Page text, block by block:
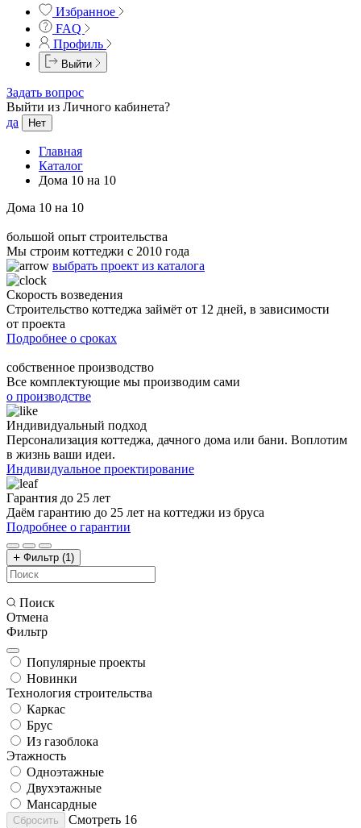
Избранное
FAQ
Профиль
Выйти
Задать вопрос
Выйти из Личного кабинета?
да
Нет
Главная
Каталог
Дома 10 на 10
Дома 10 на 10
большой опыт строительства
Мы строим коттеджи с 2010 года
выбрать проект из каталога
Скорость возведения
Строительство коттеджа займёт от 12 дней, в зависимости
от проекта
Подробнее о сроках
собственное производство
Все комплектующие мы производим сами
о производстве
Индивидуальный подход
Персонализация коттеджа, дачного дома или бани. Воплотим
в жизнь ваши идеи.
Индивидуальное проектирование
Гарантия до 25 лет
Даём гарантию до 25 лет на коттеджи из бруса
Подробнее о гарантии
Фильтр (1)
Поиск
Отмена
Фильтр
Популярные проекты
Новинки
Технология строительства
Каркас
Брус
Из газоблока
Этажность
Одноэтажные
Двухэтажные
Мансардные
Сбросить Смотреть 16